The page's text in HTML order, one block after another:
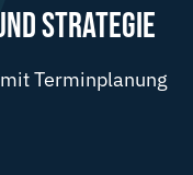
STRATEGIE
Terminplanung